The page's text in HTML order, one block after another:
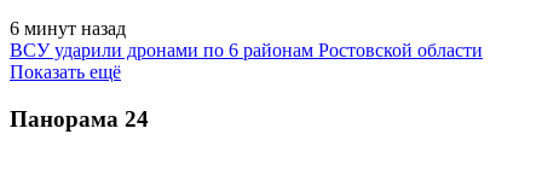
6 минут назад
ВСУ ударили дронами по 6 районам Ростовской области
Показать ещё
Панорама 24